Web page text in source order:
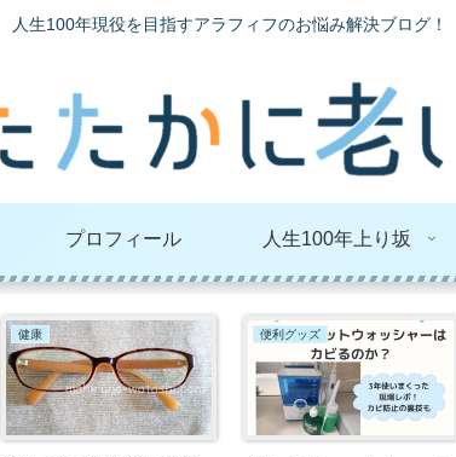
人生100年現役を目指すアラフィフのお悩み解決ブログ！
プロフィール 人生100年上り坂
健康 便利グッズ